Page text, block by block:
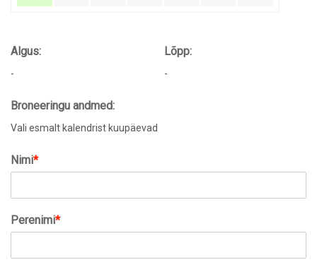
Algus:
-
Lõpp:
-
Broneeringu andmed:
Vali esmalt kalendrist kuupäevad
Nimi*
Perenimi*